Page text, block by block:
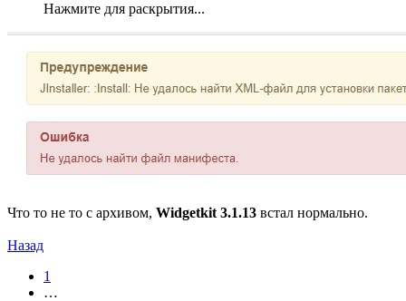
Нажмите для раскрытия...
Что то не то с архивом, Widgetkit 3.1.13 встал нормально.
Назад
1
…